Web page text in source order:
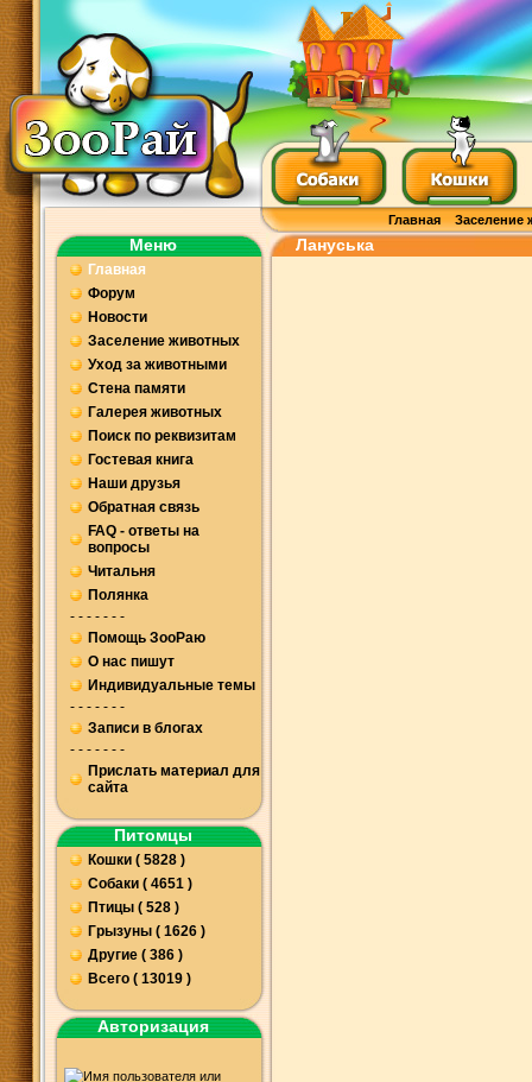
Главная Заселение
Меню
Главная
Форум
Новости
Заселение животных
Уход за животными
Стена памяти
Галерея животных
Поиск по реквизитам
Гостевая книга
Наши друзья
Обратная связь
FAQ - ответы на
вопросы
Читальня
Полянка
- - - - - - -
Помощь ЗооРаю
О нас пишут
Индивидуальные темы
- - - - - - -
Записи в блогах
- - - - - - -
Прислать материал для
сайта
Питомцы
Кошки ( 5828 )
Собаки ( 4651 )
Птицы ( 528 )
Грызуны ( 1626 )
Другие ( 386 )
Всего ( 13019 )
Авторизация
Лануська